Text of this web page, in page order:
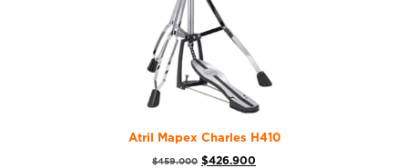
Atril Mapex Charles H410
$459.000 $426.900